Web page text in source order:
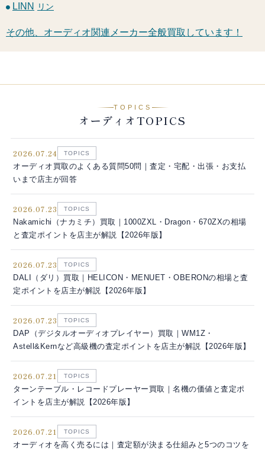
LINN リン
その他、オーディオ関連メーカー全般買取しています！
TOPICS
オーディオTOPICS
2026.07.24 TOPICS
オーディオ買取のよくある質問50問｜査定・宅配・出張・お支払
いまで店主が回答
2026.07.23 TOPICS
Nakamichi（ナカミチ）買取｜1000ZXL・Dragon・670ZXの相場
と査定ポイントを店主が解説【2026年版】
2026.07.23 TOPICS
DALI（ダリ）買取｜HELICON・MENUET・OBERONの相場と査
定ポイントを店主が解説【2026年版】
2026.07.23 TOPICS
DAP（デジタルオーディオプレイヤー）買取｜WM1Z・
Astell&Kernなど高級機の査定ポイントを店主が解説【2026年版】
2026.07.21 TOPICS
ターンテーブル・レコードプレーヤー買取｜名機の価値と査定ポ
イントを店主が解説【2026年版】
2026.07.21 TOPICS
オーディオを高く売るには｜査定額が決まる仕組みと5つのコツを